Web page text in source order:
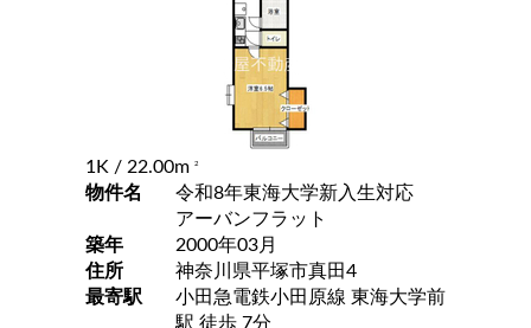
1K / 22.00m 2
物件名
令和8年東海大学新入生対応
アーバンフラット
築年
2000年03月
住所
神奈川県平塚市真田4
最寄駅
小田急電鉄小田原線 東海大学前
駅 徒歩 7分